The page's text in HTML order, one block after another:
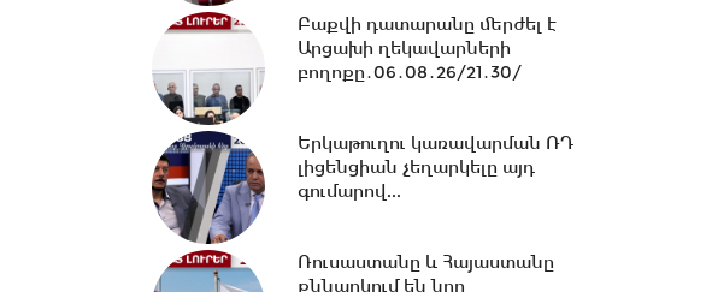
հավատարմագրային...
12:36 -Խնդիր ենք դրել 2026-
11:53 -Կոնգոյում Էբոլայի
Բաքվի դատարանը մերժել է
Արցախի ղեկավարների
բողոքը․06․08․26/21․30/
Երկաթուղու կառավարման ՌԴ
լիցենցիան չեղարկելը այդ
գումարով...
Ռուսաստանը և Հայաստանը
քննարկում են նոր